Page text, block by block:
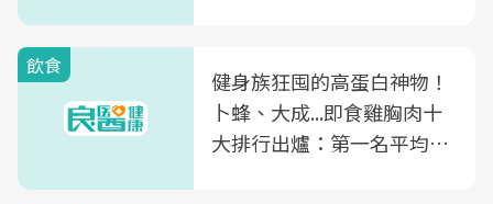
飲食
健身族狂囤的高蛋白神物！
卜蜂、大成...即食雞胸肉十
大排行出爐：第一名平均一